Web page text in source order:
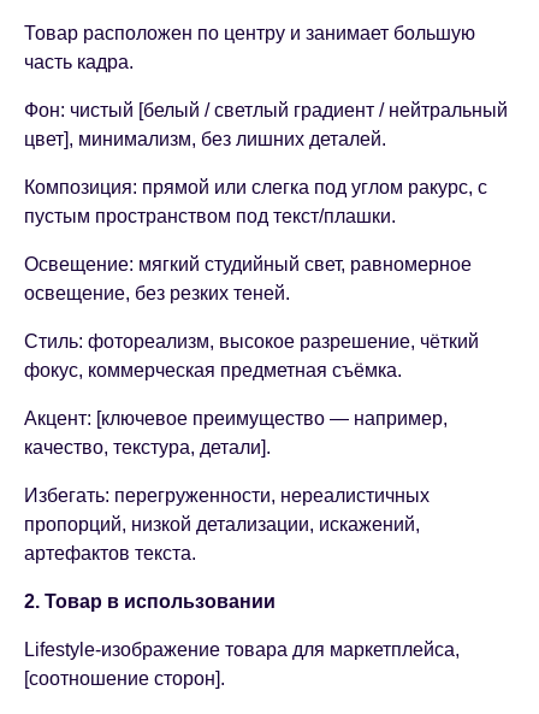
Товар расположен по центру и занимает большую
часть кадра.
Фон: чистый [белый / светлый градиент / нейтральный
цвет], минимализм, без лишних деталей.
Композиция: прямой или слегка под углом ракурс, с
пустым пространством под текст/плашки.
Освещение: мягкий студийный свет, равномерное
освещение, без резких теней.
Стиль: фотореализм, высокое разрешение, чёткий
фокус, коммерческая предметная съёмка.
Акцент: [ключевое преимущество — например,
качество, текстура, детали].
Избегать: перегруженности, нереалистичных
пропорций, низкой детализации, искажений,
артефактов текста.
2. Товар в использовании
Lifestyle-изображение товара для маркетплейса,
[соотношение сторон].